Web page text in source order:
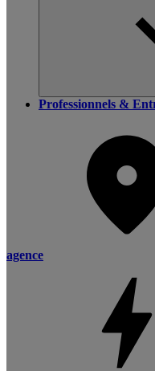
Professionnels &
agence